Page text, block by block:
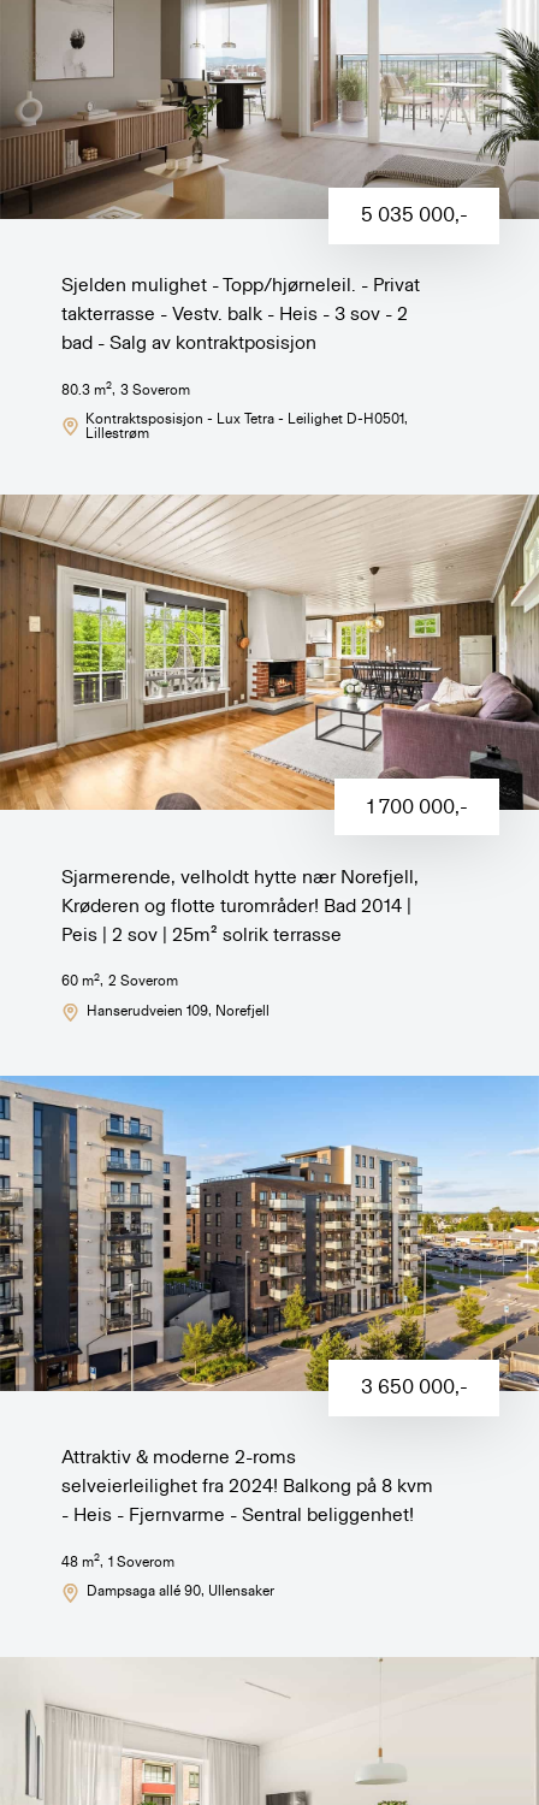
5 035 000,-
Sjelden mulighet - Topp/hjørneleil. - Privat
takterrasse - Vestv. balk - Heis - 3 sov - 2
bad - Salg av kontraktposisjon
80.3 m2, 3Soverom
Kontraktsposisjon - Lux Tetra - Leilighet D-H0501,
Lillestrøm
1 700 000,-
Sjarmerende, velholdt hytte nær Norefjell,
Krøderen og flotte turområder! Bad 2014 |
Peis | 2 sov | 25m² solrik terrasse
60 m2, 2 Soverom
Hanserudveien 109, Norefjell
3 650 000,-
Attraktiv & moderne 2-roms
selveierleilighet fra 2024! Balkong på 8 kvm
- Heis - Fjernvarme - Sentral beliggenhet!
48 m2, 1 Soverom
Dampsaga allé 90, Ullensaker